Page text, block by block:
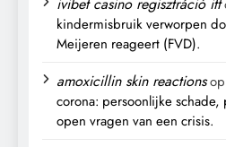
kindermisbruik verworpen
Meijeren reageert (FVD).
amoxicillin skin reactionsop
corona: persoonlijke
open vragen van een crisis.